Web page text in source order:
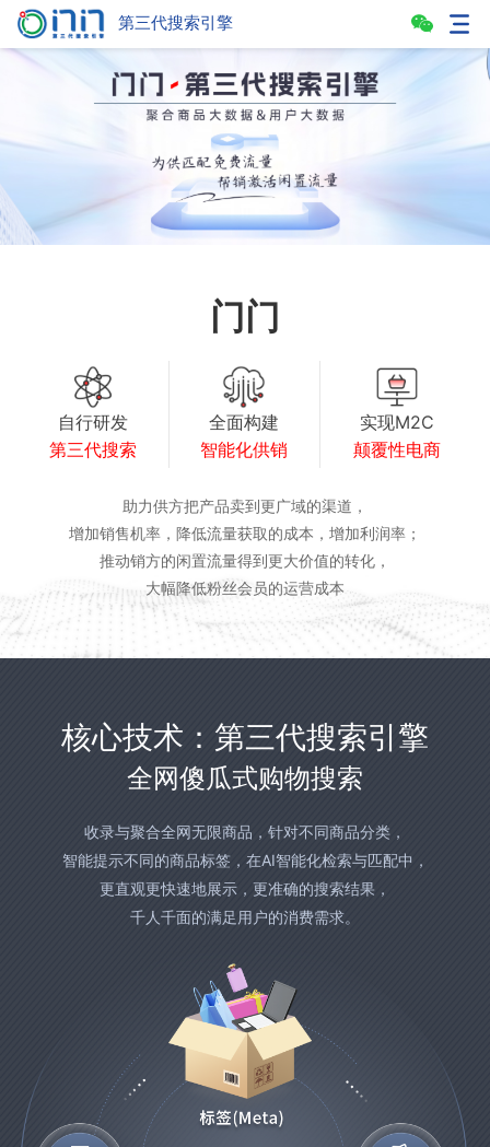
第三代搜索引擎
门门
自行研发
第三代搜索
全面构建
智能化供销
实现M2C
颠覆性电商
助力供方把产品卖到更广域的渠道，
增加销售机率，降低流量获取的成本，增加利润率；
推动销方的闲置流量得到更大价值的转化，
大幅降低粉丝会员的运营成本
核心技术：第三代搜索引擎
全网傻瓜式购物搜索
收录与聚合全网无限商品，针对不同商品分类，
智能提示不同的商品标签，在AI智能化检索与匹配中，
更直观更快速地展示，更准确的搜索结果，
千人千面的满足用户的消费需求。